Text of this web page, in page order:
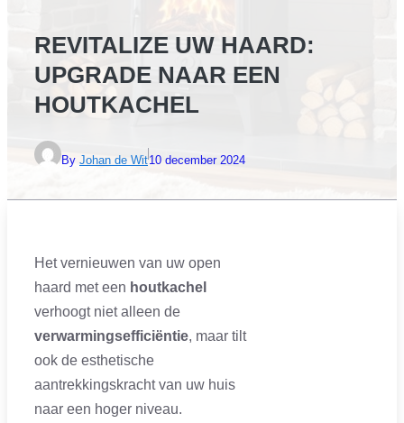
REVITALIZE UW HAARD:
UPGRADE NAAR EEN
HOUTKACHEL
By Johan de Wit10 december 2024
Het vernieuwen van uw open
haard met een houtkachel
verhoogt niet alleen de
verwarmingsefficiëntie, maar tilt
ook de esthetische
aantrekkingskracht van uw huis
naar een hoger niveau.